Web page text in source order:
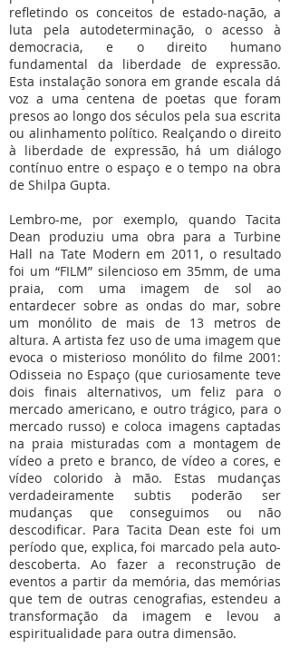
refletindo os conceitos de estado-nação, a
luta pela autodeterminação, o acesso à
democracia, e o direito humano
fundamental da liberdade de expressão.
Esta instalação sonora em grande escala dá
voz a uma centena de poetas que foram
presos ao longo dos séculos pela sua escrita
ou alinhamento político. Realçando o direito
à liberdade de expressão, há um diálogo
contínuo entre o espaço e o tempo na obra
de Shilpa Gupta.
Lembro-me, por exemplo, quando Tacita
Dean produziu uma obra para a Turbine
Hall na Tate Modern em 2011, o resultado
foi um “FILM” silencioso em 35mm, de uma
praia, com uma imagem de sol ao
entardecer sobre as ondas do mar, sobre
um monólito de mais de 13 metros de
altura. A artista fez uso de uma imagem que
evoca o misterioso monólito do filme 2001:
Odisseia no Espaço (que curiosamente teve
dois finais alternativos, um feliz para o
mercado americano, e outro trágico, para o
mercado russo) e coloca imagens captadas
na praia misturadas com a montagem de
vídeo a preto e branco, de vídeo a cores, e
vídeo colorido à mão. Estas mudanças
verdadeiramente subtis poderão ser
mudanças que conseguimos ou não
descodificar. Para Tacita Dean este foi um
período que, explica, foi marcado pela auto-
descoberta. Ao fazer a reconstrução de
eventos a partir da memória, das memórias
que tem de outras cenografias, estendeu a
transformação da imagem e levou a
espiritualidade para outra dimensão.